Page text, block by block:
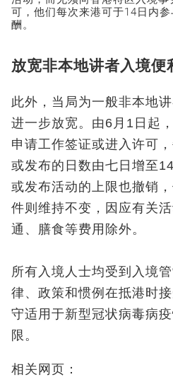
可，他们每次来港可于14日内
酬。
放宽非本地讲者入境便
此外，当局为一般非本地
进一步放宽。由6月1日起
申请工作签证或进入许可
或发布的日数由七日增至
或发布活动的上限也撤销
件则维持不变，因应有关
通、膳食等费用除外。
所有入境人士均受到入境
律、政策和惯例在抵港时
守适用于新型冠状病毒病
限。
相关网页：